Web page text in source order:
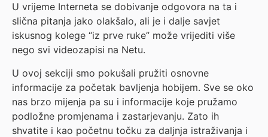
U vrijeme Interneta se dobivanje odgovora na ta i
slična pitanja jako olakšalo, ali je i dalje savjet
iskusnog kolege “iz prve ruke” može vrijediti više
nego svi videozapisi na Netu.
U ovoj sekciji smo pokušali pružiti osnovne
informacije za početak bavljenja hobijem. Sve se oko
nas brzo mijenja pa su i informacije koje pružamo
podložne promjenama i zastarjevanju. Zato ih
shvatite i kao početnu točku za daljnja istraživanja i